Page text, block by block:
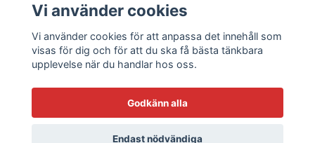
Vi använder cookies
Vi använder cookies för att anpassa det innehåll som
visas för dig och för att du ska få bästa tänkbara
upplevelse när du handlar hos oss.
Godkänn alla
Endast nödvändiga